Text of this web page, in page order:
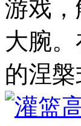
游戏
大腕
的涅槃